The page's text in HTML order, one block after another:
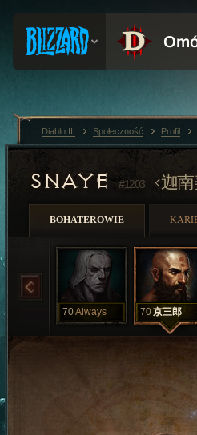
SNAYE#1203 迦
BOHATEROWIE
70Always 70京三郎
Diablo III Społeczność Profil